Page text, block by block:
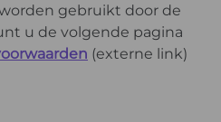
gebruikt door de
u de volgende pagina
(externe link)